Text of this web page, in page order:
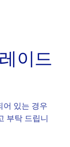
이드
어 있는 경우
부탁 드립니